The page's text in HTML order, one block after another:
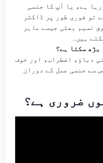
ہے، یا آپ کا جنسی
تو فوری طور پر ڈاکٹر
نسیم بھٹی جیسے ماہر
ہیں۔
بڑھ سکتا ہے؟
دباؤ، اضطراب، اور خوف
سے جنسی عمل کے دوران
ضروری ہے؟